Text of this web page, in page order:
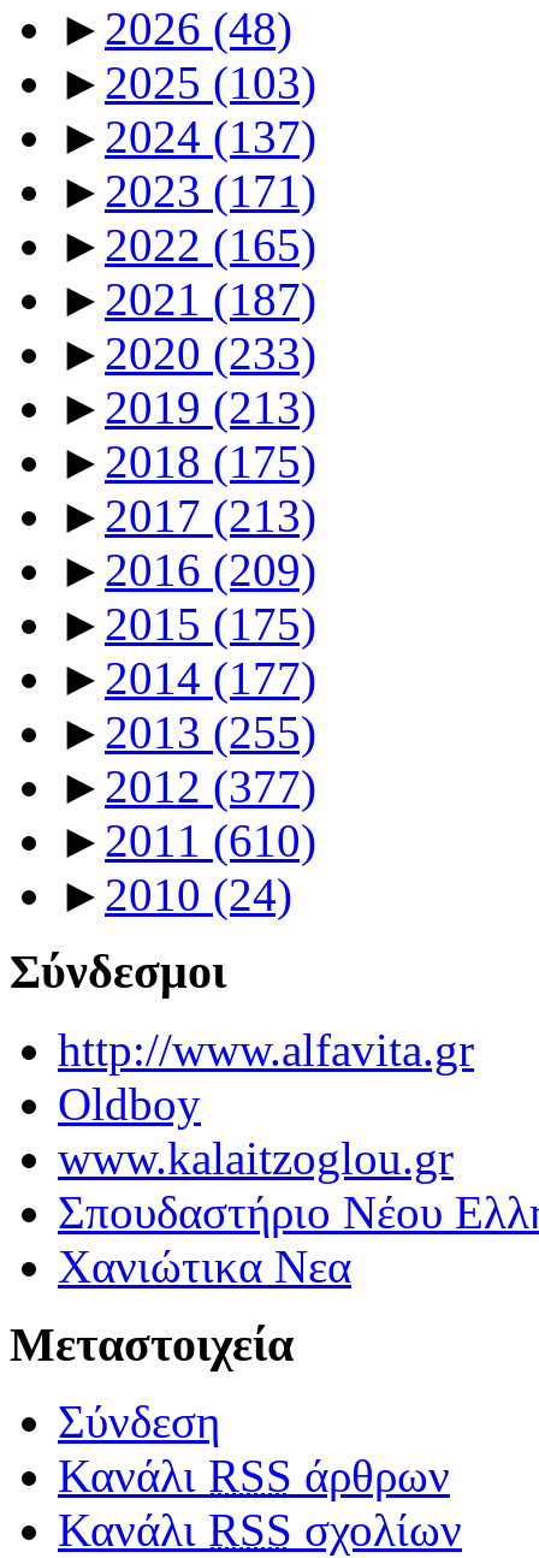
► 2026 (48)
► 2025 (103)
► 2024 (137)
► 2023 (171)
► 2022 (165)
► 2021 (187)
► 2020 (233)
► 2019 (213)
► 2018 (175)
► 2017 (213)
► 2016 (209)
► 2015 (175)
► 2014 (177)
► 2013 (255)
► 2012 (377)
► 2011 (610)
► 2010 (24)
Σύνδεσμοι
http://www.alfavita.gr
Oldboy
www.kalaitzoglou.gr
Σπουδαστήριο Νέου
Χανιώτικα Νεα
Μεταστοιχεία
Σύνδεση
Κανάλι RSS άρθρων
Κανάλι RSS σχολίων